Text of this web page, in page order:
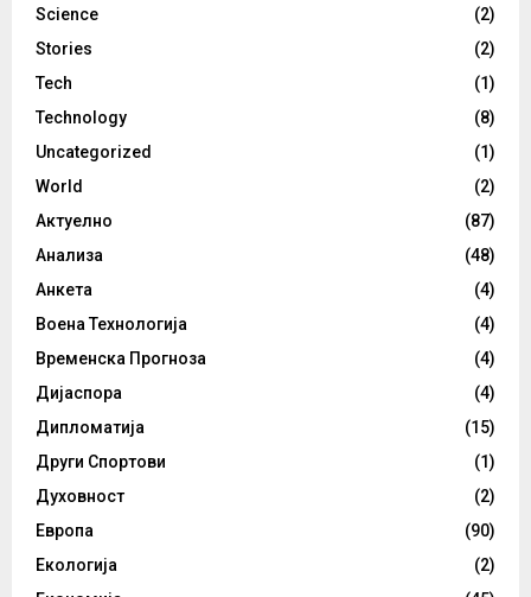
Science
(2)
Stories
(2)
Tech
(1)
Technology
(8)
Uncategorized
(1)
World
(2)
Актуелно
(87)
Анализа
(48)
Анкета
(4)
Воена Технологија
(4)
Временска Прогноза
(4)
Дијаспора
(4)
Дипломатија
(15)
Други Спортови
(1)
Духовност
(2)
Европа
(90)
Екологија
(2)